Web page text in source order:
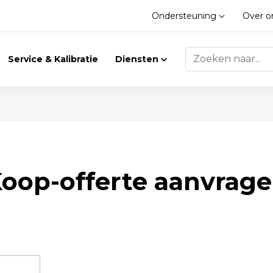
Ondersteuning Over
Trillingsmeters
Klimaat
Service & Kalibratie Diensten
offerte